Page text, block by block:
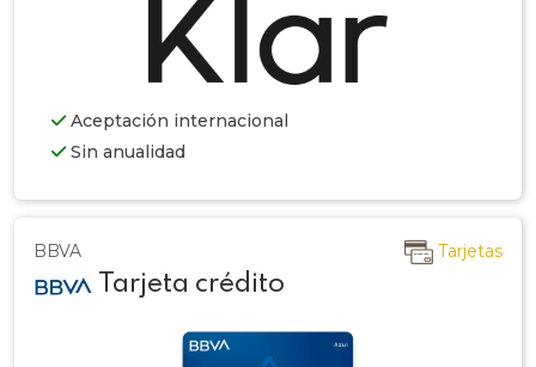
Aceptación internacional
Sin anualidad
BBVA Tarjetas
Tarjeta crédito